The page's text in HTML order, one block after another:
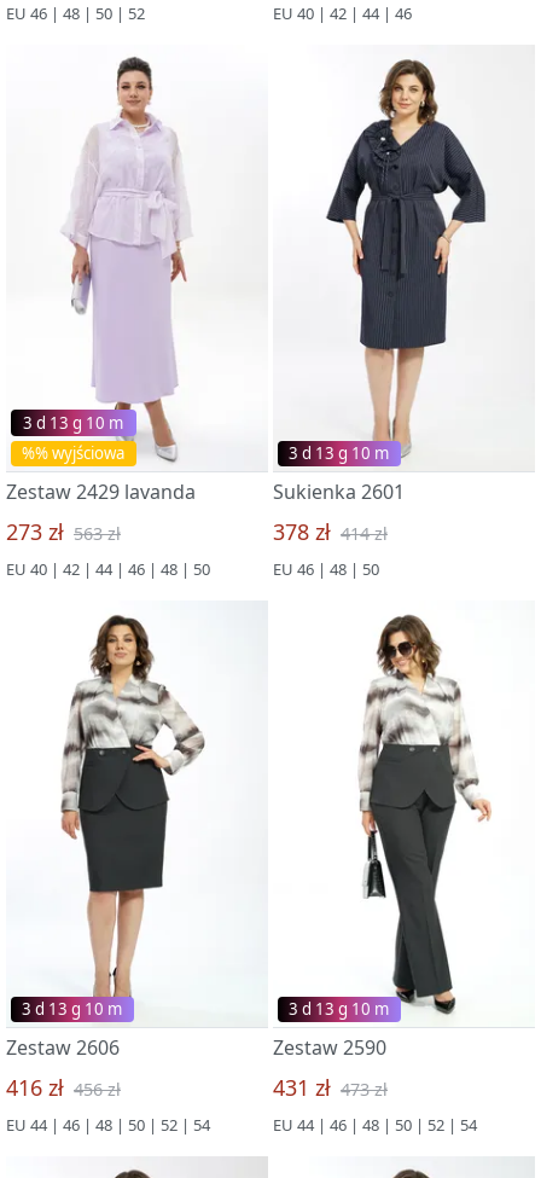
EU 46 | 48 | 50 | 52 EU 40 | 42 | 44 | 46
%% wyjściowa
3 d 13 g 09 m
Zestaw 2429 lavanda
273 zł 563 zł
EU 40 | 42 | 44 | 46 | 48 | 50
3 d 13 g 09 m
Sukienka 2601
378 zł 414 zł
EU 46 | 48 | 50
3 d 13 g 09 m
Zestaw 2606
416 zł 456 zł
EU 44 | 46 | 48 | 50 | 52 | 54
3 d 13 g 09 m
Zestaw 2590
431 zł 473 zł
EU 44 | 46 | 48 | 50 | 52 | 54